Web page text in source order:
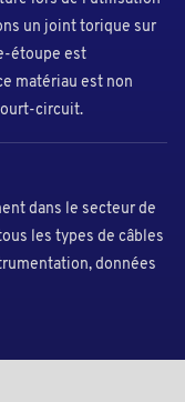
un joint torique sur
étoupe est
matériau est non
circuit.
dans le secteur de
les types de câbles
données